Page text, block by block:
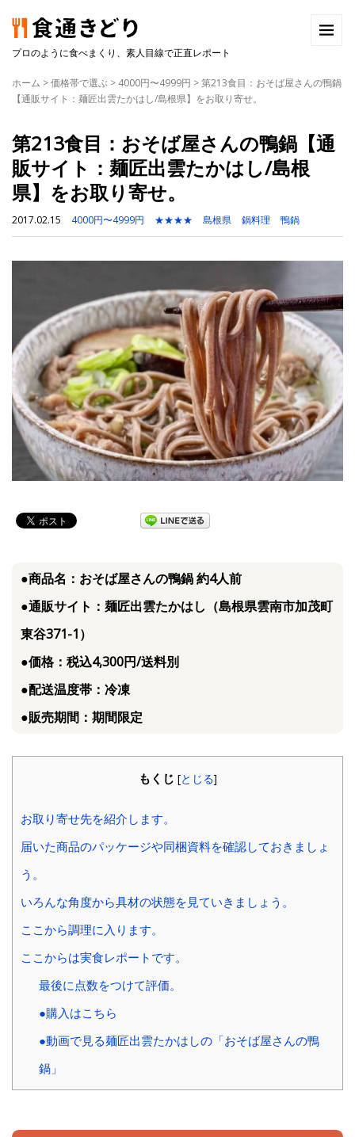
プロのように食べまくり、素人目線で正直レポート
ホーム >価格帯で選ぶ > 4000円〜4999円 >第213食目：おそば屋さんの鴨鍋
【通販サイト：麺匠出雲たかはし/島根県】をお取り寄せ。
第213食目：おそば屋さんの鴨鍋【通
販サイト：麺匠出雲たかはし/島根
県】をお取り寄せ。
2017.02.15 4000円〜4999円 ★★★★ 島根県 鍋料理 鴨鍋
●商品名：おそば屋さんの鴨鍋 約4人前
●通販サイト：麺匠出雲たかはし（島根県雲南市加茂町
東谷371-1）
●価格：税込4,300円/送料別
●配送温度帯：冷凍
●販売期間：期間限定
もくじ [とじる]
お取り寄せ先を紹介します。
届いた商品のパッケージや同梱資料を確認しておきましょ
う。
いろんな角度から具材の状態を見ていきましょう。
ここから調理に入ります。
ここからは実食レポートです。
最後に点数をつけて評価。
●購入はこちら
●動画で見る麺匠出雲たかはしの「おそば屋さんの鴨
鍋」